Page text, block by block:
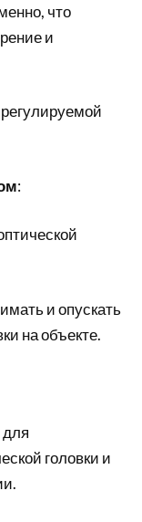
что
и
:
и опускать
на объекте.
для
головки и